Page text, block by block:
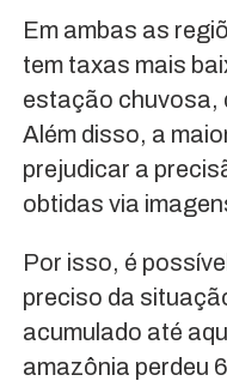
Em ambas as
tem taxas mais
estação chuvosa,
Além disso, a
prejudicar a
obtidas via
Por isso, é
preciso da
acumulado até
amazônia perdeu